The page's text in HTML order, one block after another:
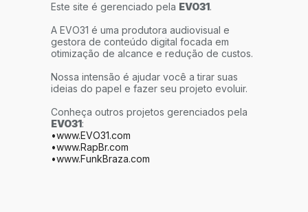
Este site é gerenciado pela EVO31.
A EVO31 é uma produtora audiovisual e
gestora de conteúdo digital focada em
otimização de alcance e redução de custos.
Nossa intensão é ajudar você a tirar suas
ideias do papel e fazer seu projeto evoluir.
Conheça outros projetos gerenciados pela
EVO31:
•www.EVO31.com
•www.RapBr.com
•www.FunkBraza.com